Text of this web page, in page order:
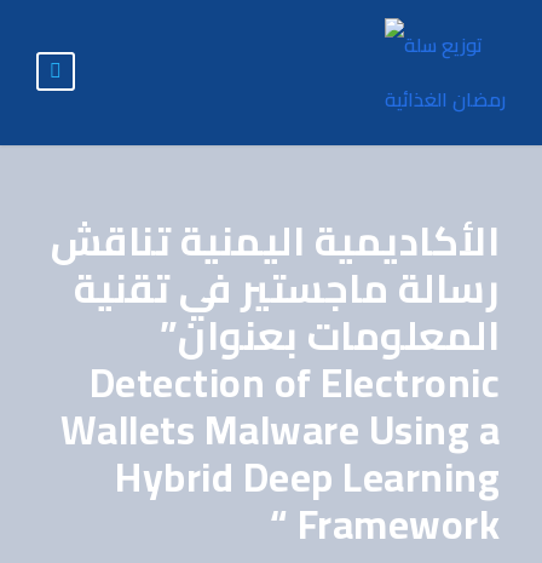
الأكاديمية اليمنية تناقش
رسالة ماجستير في تقنية
المعلومات بعنوان”
Detection of Electronic
Wallets Malware Using a
Hybrid Deep Learning
Framework “